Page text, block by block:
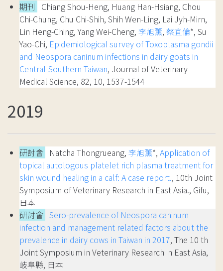
期刊
Chiang Shou-Heng, Huang Han-Hsiang, Chou
Chi-Chung, Chu Chi-Shih, Shih Wen-Ling, Lai Jyh-Mirn,
Lin Heng-Ching, Yang Wei-Cheng, 李旭薰, 蔡宜倫*, Su
Yao-Chi, Epidemiological survey of Toxoplasma gondii
and Neospora caninum infections in dairy goats in
Central-Southern Taiwan, Journal of Veterinary
Medical Science, 82, 10, 1537-1544
2019
研討會 Natcha Thongrueang, 李旭薰*, Application of
topical autologous platelet rich plasma treatment for
skin wound healing in a calf: A case report., 10th Joint
Symposium of Veterinary Research in East Asia., Gifu,
日本
研討會 Sero-prevalence of Neospora caninum
infection and management related factors about the
prevalence in dairy cows in Taiwan in 2017, The 10 th
Joint Symposium in Veterinary Research in East Asia,
岐阜縣, 日本